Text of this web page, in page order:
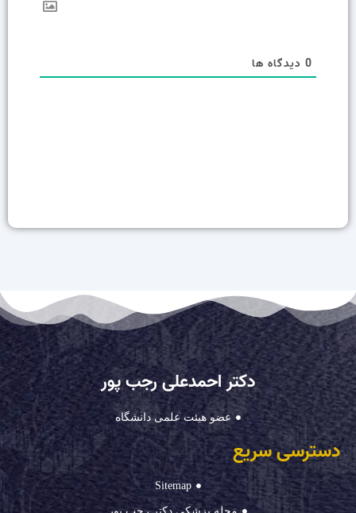
0 دیدگاه ها
دکتر احمدعلی رجب پور
عضو هیئت علمی دانشگاه
دسترسی سریع
Sitemap